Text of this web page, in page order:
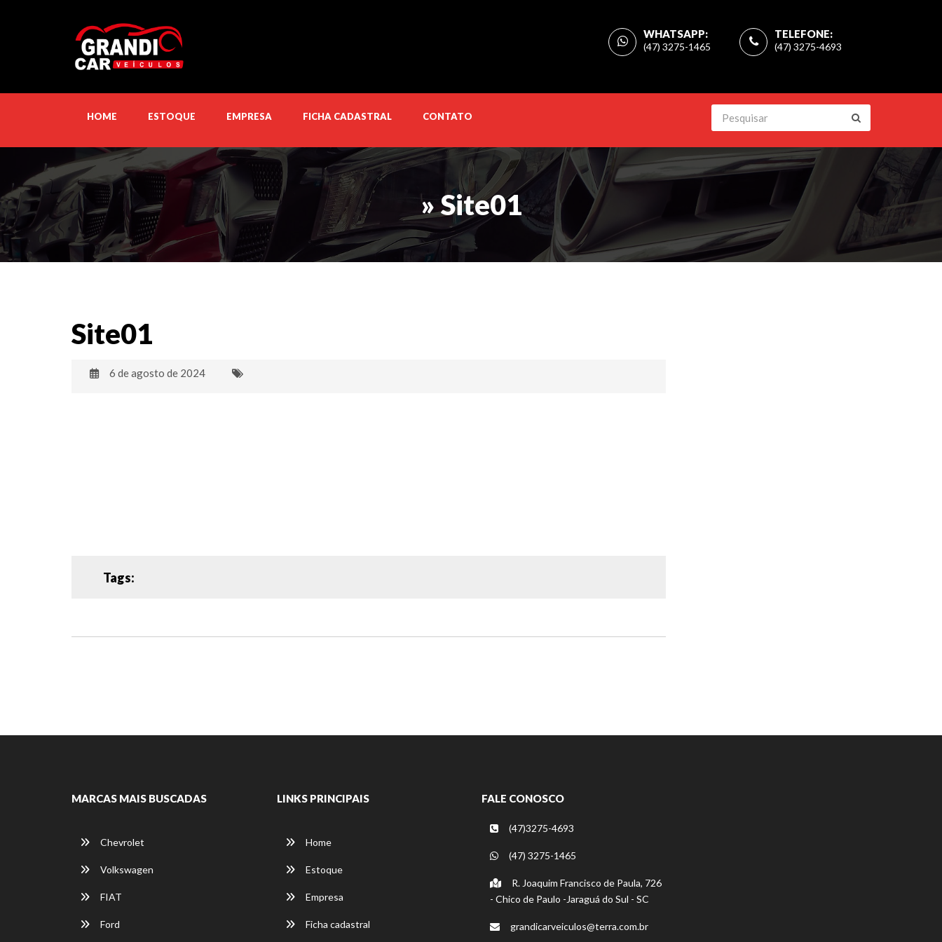
TELEFONE:
(47) 3275-4693
WHATSAPP:
(47) 3275-1465
HOME ESTOQUE EMPRESA FICHA CADASTRAL CONTATO
» Site01
Site01
6 de agosto de 2024
Tags:
MARCAS MAIS BUSCADAS
Chevrolet
Volkswagen
FIAT
Ford
LINKS PRINCIPAIS
Home
Estoque
Empresa
Ficha cadastral
FALE CONOSCO
(47)3275-4693
(47) 3275-1465
R. Joaquim Francisco de Paula, 726
- Chico de Paulo -Jaraguá do Sul - SC
grandicarveiculos@terra.com.br